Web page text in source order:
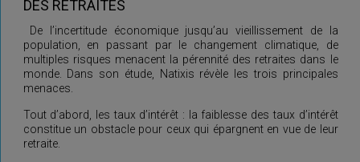
DES RETRAITES
De l’incertitude économique jusqu’au vieillissement de la
population, en passant par le changement climatique, de
multiples risques menacent la pérennité des retraites dans le
monde. Dans son étude, Natixis révèle les trois principales
menaces.
Tout d’abord, les taux d’intérêt : la faiblesse des taux d’intérêt
constitue un obstacle pour ceux qui épargnent en vue de leur
retraite.